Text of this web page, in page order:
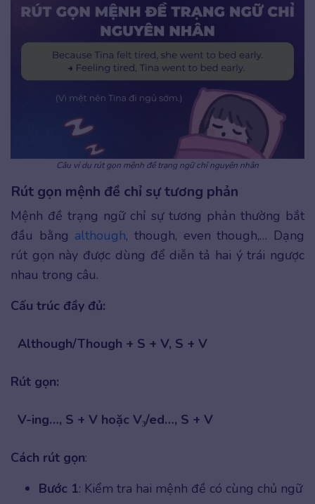
Câu ví dụ rút gọn mệnh đề trạng ngữ chỉ nguyên nhân
Rút gọn mệnh đề chỉ sự tương phản
Mệnh đề trạng ngữ chỉ sự tương phản thường bắt
đầu bằng although, though, even though,… Dạng
rút gọn này được dùng để diễn tả hai ý trái ngược
nhau trong câu.
Cấu trúc đầy đủ:
Although/Though + S + V, S + V
Rút gọn:
V-ing…, S + V hoặc V₃/ed…, S + V
Cách rút gọn:
Bước 1: Kiểm tra hai mệnh đề có cùng chủ ngữ